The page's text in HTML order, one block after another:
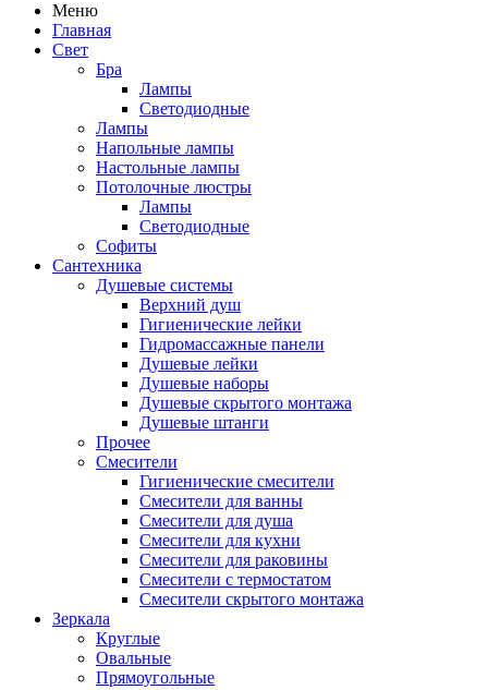
Меню
Главная
Свет
Бра
Лампы
Светодиодные
Лампы
Напольные лампы
Настольные лампы
Потолочные люстры
Лампы
Светодиодные
Софиты
Сантехника
Душевые системы
Верхний душ
Гигиенические лейки
Гидромассажные панели
Душевые лейки
Душевые наборы
Душевые скрытого монтажа
Душевые штанги
Прочее
Смесители
Гигиенические смесители
Смесители для ванны
Смесители для душа
Смесители для кухни
Смесители для раковины
Смесители с термостатом
Смесители скрытого монтажа
Зеркала
Круглые
Овальные
Прямоугольные